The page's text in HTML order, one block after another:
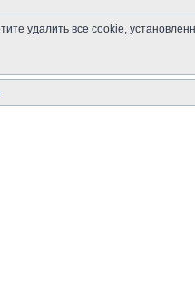
удалить все cookie,